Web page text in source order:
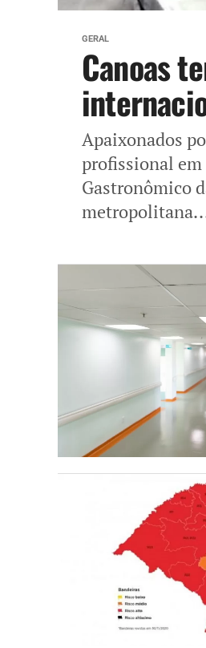
GERAL
Canoas
Apaixonados
profissional
Gastronômico